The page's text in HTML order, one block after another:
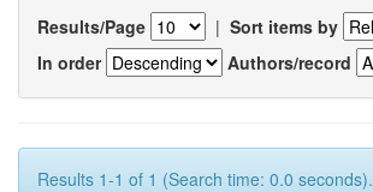
Results/Page | Sort items by
In order
Authors/record
Results 1-1 of 1 (Search time: 0.0 seconds).